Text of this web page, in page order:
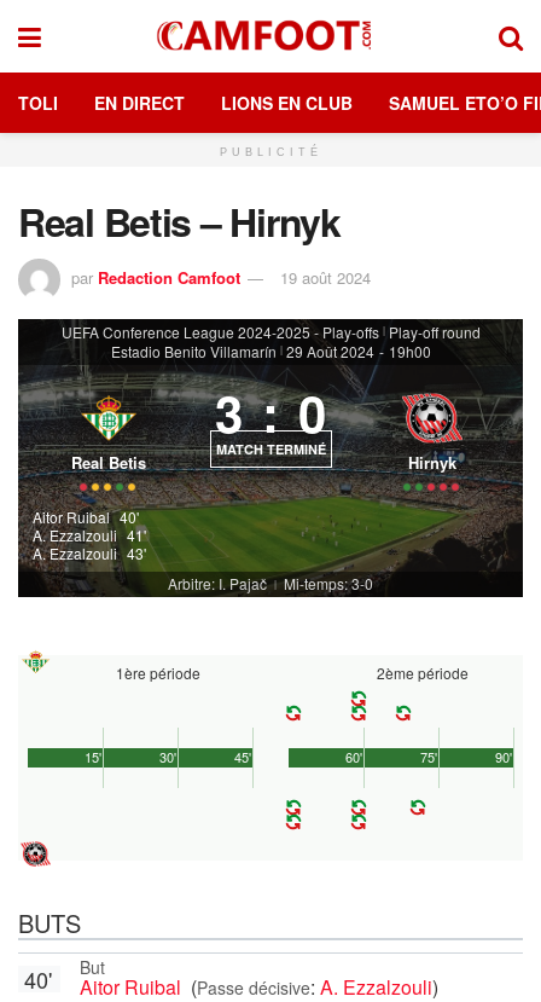
TOLI EN DIRECT LIONS EN CLUB SAMUEL ETO’O
PUBLICITÉ
Real Betis – Hirnyk
par Redaction Camfoot 19 août 2024
UEFA Conference League 2024-2025 - Play-offs | Play-off round
Estadio Benito Villamarín | 29 Août 2024 - 19h00
Real Betis
3 : 0
MATCH TERMINÉ
Hirnyk
Aitor Ruibal 40'
A. Ezzalzouli 41'
A. Ezzalzouli 43'
Arbitre: I. Pajač | Mi-temps: 3-0
1ère période
45'
15' 30'
2ème période
90'
60' 75'
BUTS
But
Aitor Ruibal (Passe décisive: A. Ezzalzouli)
40'